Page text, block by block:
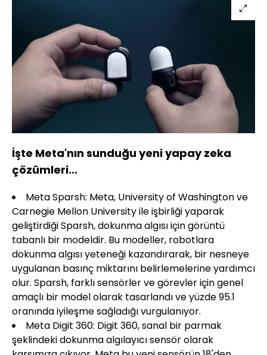
İşte Meta'nın sunduğu yeni yapay zeka
çözümleri...
Meta Sparsh: Meta, University of Washington ve
Carnegie Mellon University ile işbirliği yaparak
geliştirdiği Sparsh, dokunma algısı için görüntü
tabanlı bir modeldir. Bu modeller, robotlara
dokunma algısı yeteneği kazandırarak, bir nesneye
uygulanan basınç miktarını belirlemelerine yardımcı
olur. Sparsh, farklı sensörler ve görevler için genel
amaçlı bir model olarak tasarlandı ve yüzde 95.1
oranında iyileşme sağladığı vurgulanıyor.
Meta Digit 360: Digit 360, sanal bir parmak
şeklindeki dokunma algılayıcı sensör olarak